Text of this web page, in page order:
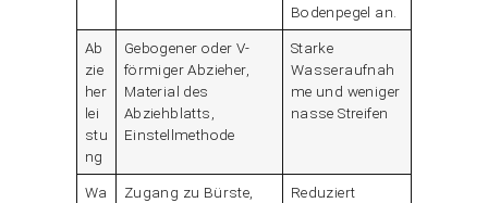
Bodenpegel an.
Ab
zie
her
lei
stu
ng
Gebogener oder V-
förmiger Abzieher,
Material des
Abziehblatts,
Einstellmethode
Starke
Wasseraufnah
me und weniger
nasse Streifen
Wa
Zugang zu Bürste,
Reduziert